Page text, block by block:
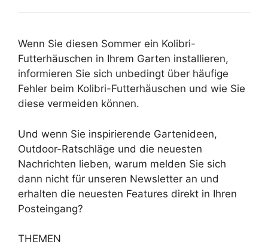
Wenn Sie diesen Sommer ein Kolibri-
Futterhäuschen in Ihrem Garten installieren,
informieren Sie sich unbedingt über häufige
Fehler beim Kolibri-Futterhäuschen und wie Sie
diese vermeiden können.
Und wenn Sie inspirierende Gartenideen,
Outdoor-Ratschläge und die neuesten
Nachrichten lieben, warum melden Sie sich
dann nicht für unseren Newsletter an und
erhalten die neuesten Features direkt in Ihren
Posteingang?
THEMEN